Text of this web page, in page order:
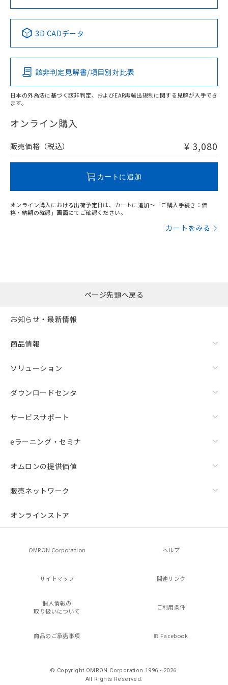
Pb Hg Cd Cr(VI)
O
在庫等で未対応品が混在する可能性があります。
問い合わせください。
No No No No
この製品の規格認証/適合状況ページへ
その他の認証はこちらのページからご検索ください
3D CADデータ
該非判定見解書/項目別対比表
日本の外為法に基づく該非判定、およびEAR再輸出規制に関する見解が入手でき
ます。
オンライン購入
販売価格（税込） ¥ 3,080
カートに追加
オンライン購入における出荷予定日は、カートに追加～「ご購入手続き：価
格・納期の確認」画面にてご確認ください。
カートをみる
ページ先頭へ戻る
お知らせ・最新情報
商品情報
ソリューション
ダウンロードセンタ
サービスサポート
eラーニング・セミナ
オムロンの提供価値
販売ネットワーク
オンラインストア
OMRON Corporation ヘルプ
サイトマップ 関連リンク
個人情報の
取り扱いについて
ご利用条件
商品のご承諾事項 Facebook
© Copyright OMRON Corporation 1996 - 2026.
All Rights Reserved.